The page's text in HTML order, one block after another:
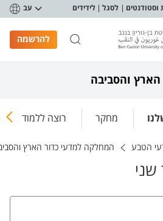
וסטודנטים לסגל לידידים עב
להרשמה
והסביבה
מחקר רוצה ללמוד
הטבע המחלקה למדעי כדור הארץ
שני